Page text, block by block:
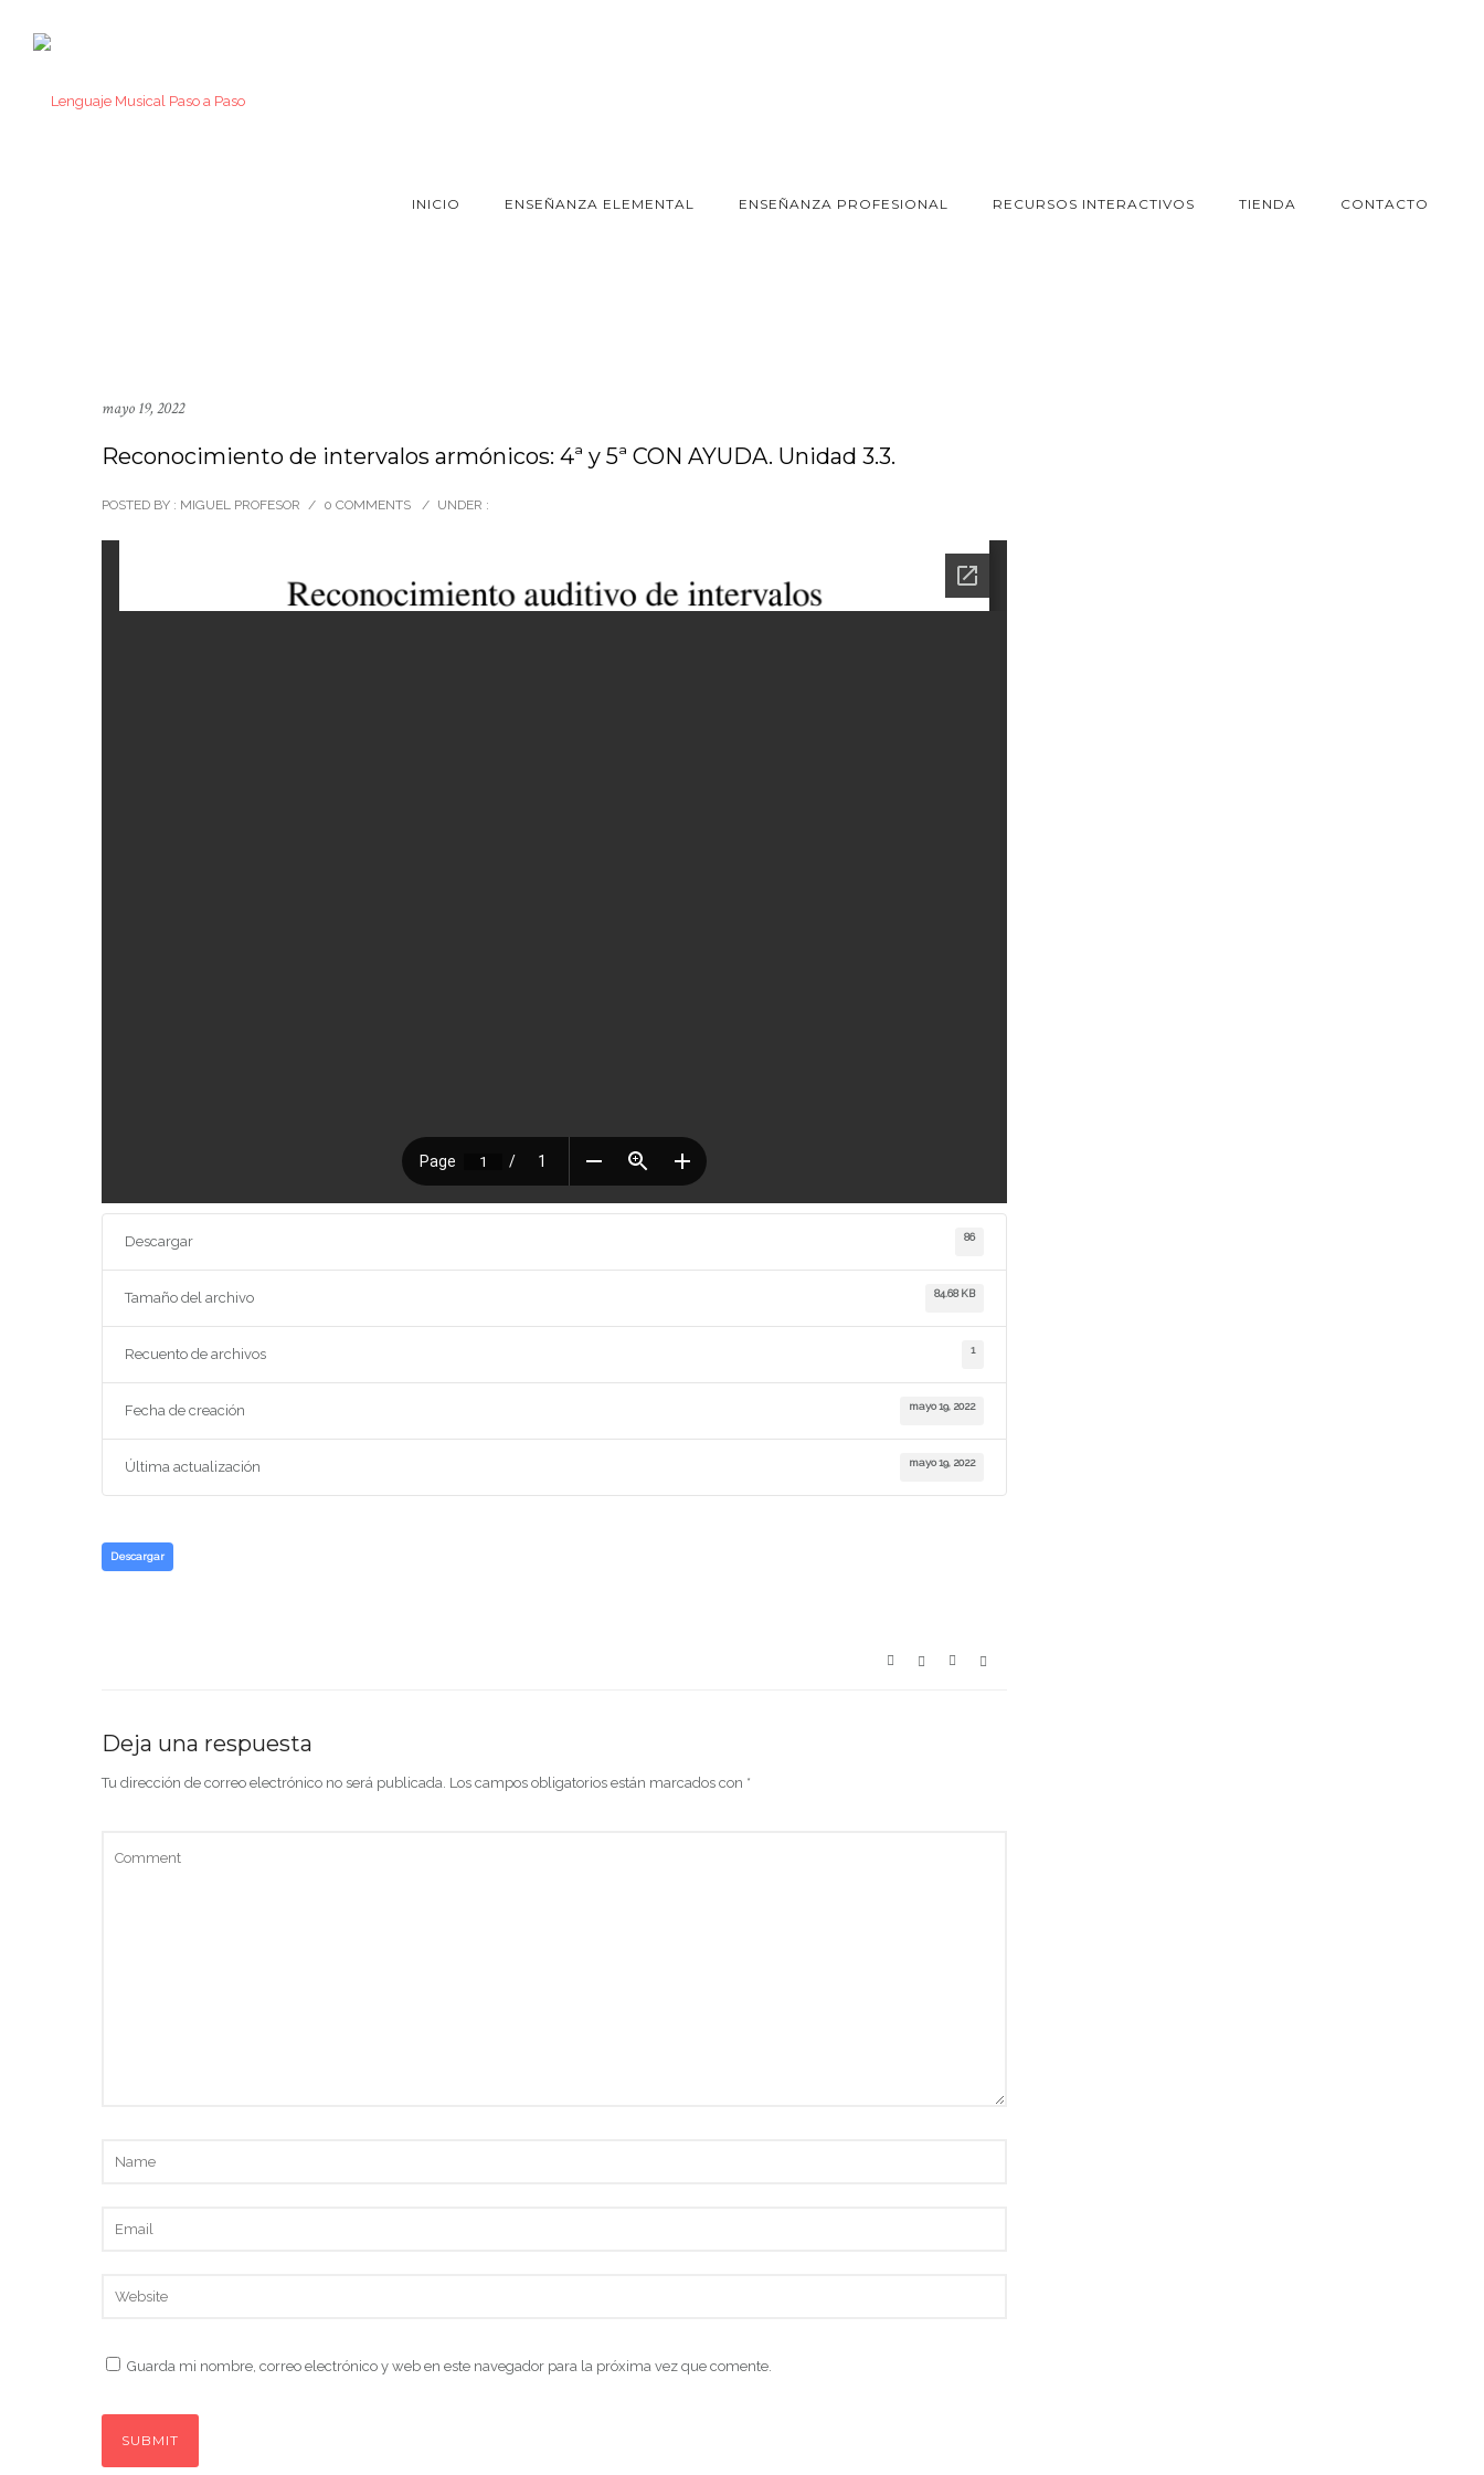
INICIO ENSEÑANZA ELEMENTAL ENSEÑANZA PROFESIONAL RECURSOS INTERACTIVOS TIENDA CONTACTO
mayo 19, 2022
Reconocimiento de intervalos armónicos: 4ª y 5ª CON AYUDA. Unidad 3.3.
POSTED BY : MIGUEL PROFESOR / 0 COMMENTS / UNDER :
Descargar 86
Tamaño del archivo 84.68 KB
Recuento de archivos 1
Fecha de creación mayo 19, 2022
Última actualización mayo 19, 2022
Descargar
Deja una respuesta
Tu dirección de correo electrónico no será publicada. Los campos obligatorios están marcados con *
Guarda mi nombre, correo electrónico y web en este navegador para la próxima vez que comente.